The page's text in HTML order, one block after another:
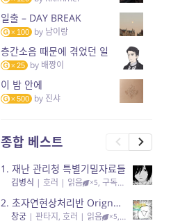
일출 – DAY BREAK
100 by 남이랑
층간소음 때문에 겪었던 일
25 by 배짱이
이 밤 안에
500 by 진샤
종합 베스트
1. 재난 관리청 특별기밀자료들
김병식 | 호러 | 읽음 ×5, 구독 , 응원95, 리뷰3
2. 초자연현상처리반 Orignal + True Ending
창궁 | 판타지, 호러 | 읽음 ×5, 구독 , 응원6